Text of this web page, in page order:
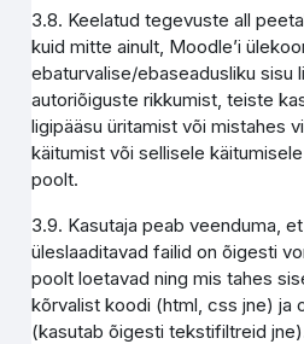
3.8. Keelatud tegevuste all
kuid mitte ainult, Moodle’i
ebaturvalise/ebaseadusliku sisu
autoriõiguste rikkumist, teiste
ligipääsu üritamist või mistahes
käitumist või sellisele
poolt.
3.9. Kasutaja peab veenduma,
üleslaaditavad failid on õigesti
poolt loetavad ning mis tahes
kõrvalist koodi (html, css jne) ja
(kasutab õigesti tekstifiltreid